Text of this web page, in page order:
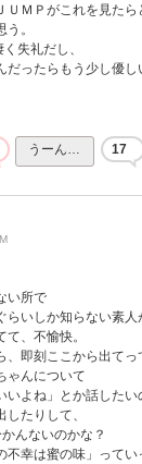
ＵＭＰがこれを見た
。
失礼だし、
だったらもう少し優し
うーん… 17
い所で
らいしか知らない素人
、不愉快。
即刻ここから出てっ
ゃんについて
いよね」とか話したい
たりして、
んないのかな？
不幸は蜜の味」ってい